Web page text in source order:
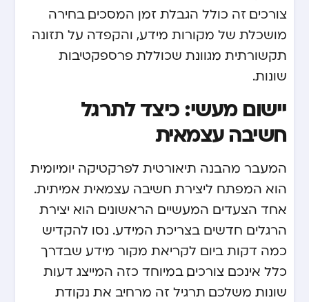
צורכים. זה כולל הגבלת זמן המסכים, בחירה
מושכלת של מקורות מידע, והקפדה על תזונה
תקשורתית מגוונת שכוללת פרספקטיבות
שונות.
יישום מעשי: כיצד לתרגל
חשיבה עצמאית
המעבר מהבנה תיאורטית לפרקטיקה יומיומית
הוא המפתח ליצירת חשיבה עצמאית אמיתית.
אחד הצעדים המעשיים הראשונים הוא יצירת
הרגלים חדשים בצריכת המידע. נסו להקדיש
כמה דקות ביום לקריאת מקור מידע שבדרך
כלל אינכם צורכים, במיוחד כזה המייצג דעות
שונות משלכם. תרגיל זה מרחיב את נקודת